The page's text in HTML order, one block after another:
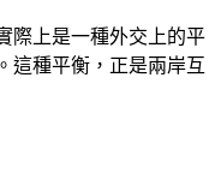
際上是一種外交上的平
這種平衡，正是兩岸互